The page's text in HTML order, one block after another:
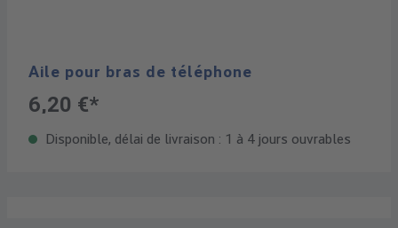
Aile pour bras de téléphone
6,20 €*
Disponible, délai de livraison : 1 à 4 jours ouvrables